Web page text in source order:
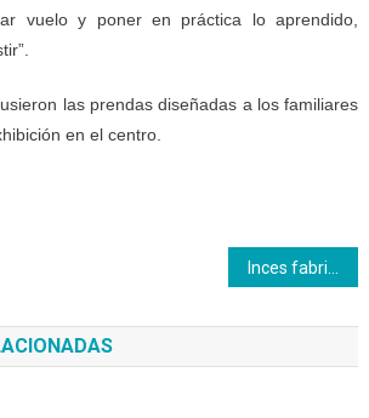
vuelo y poner en práctica lo aprendido,
las prendas diseñadas a los familiares
en el centro.